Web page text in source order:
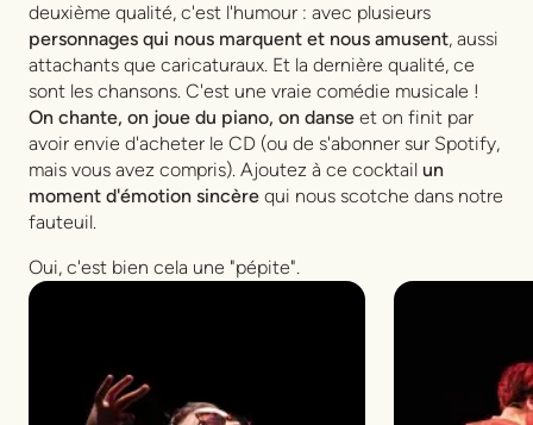
deuxième qualité, c'est l'humour : avec plusieurs
personnages qui nous marquent et nous amusent, aussi
attachants que caricaturaux. Et la dernière qualité, ce
sont les chansons. C'est une vraie comédie musicale !
On chante, on joue du piano, on danse et on finit par
avoir envie d'acheter le CD (ou de s'abonner sur Spotify,
mais vous avez compris). Ajoutez à ce cocktail un
moment d'émotion sincère qui nous scotche dans notre
fauteuil.
Oui, c'est bien cela une "pépite".